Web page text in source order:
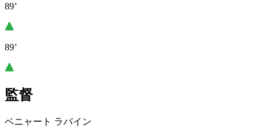
89’
89’
監督
ベニャート ラバイン